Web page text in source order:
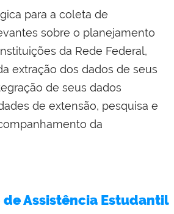
para a coleta de
sobre o planejamento
da Rede Federal,
extração dos dados de seus
de seus dados
de extensão, pesquisa e
da
de Assistência Estudantil